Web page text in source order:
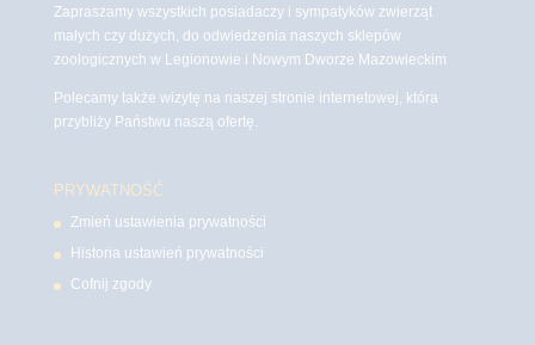
Zapraszamy wszystkich posiadaczy i sympatyków zwierząt
małych czy dużych, do odwiedzenia naszych sklepów
zoologicznych w Legionowie i Nowym Dworze Mazowieckim
Polecamy także wizytę na naszej stronie internetowej, która
przybliży Państwu naszą ofertę.
PRYWATNOŚĆ
Zmień ustawienia prywatności
Historia ustawień prywatności
Cofnij zgody